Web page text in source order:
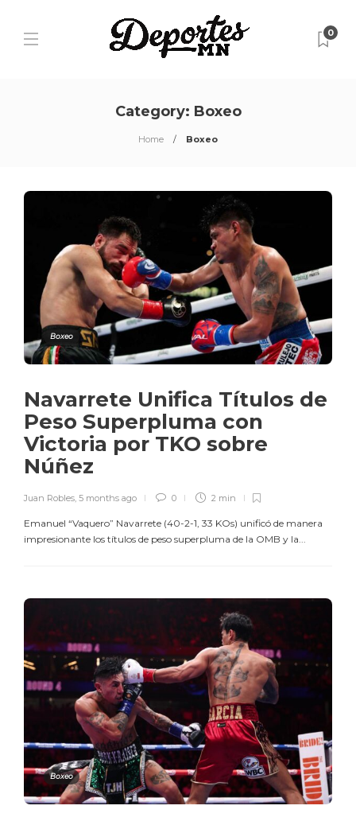
0
Category: Boxeo
Home Boxeo
Boxeo
Navarrete Unifica Títulos de
Peso Superpluma con
Victoria por TKO sobre
Núñez
Juan Robles, 5 months ago 0 2 min
Emanuel “Vaquero” Navarrete (40-2-1, 33 KOs) unificó de manera
impresionante los títulos de peso superpluma de la OMB y la...
Boxeo